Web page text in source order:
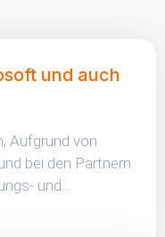
und auch
Aufgrund von
bei den Partnern
und...